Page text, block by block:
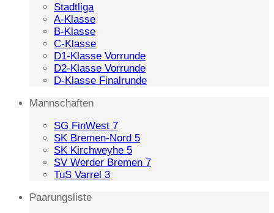
Stadtliga
A-Klasse
B-Klasse
C-Klasse
D1-Klasse Vorrunde
D2-Klasse Vorrunde
D-Klasse Finalrunde
Mannschaften
SG FinWest 7
SK Bremen-Nord 5
SK Kirchweyhe 5
SV Werder Bremen 7
TuS Varrel 3
Paarungsliste